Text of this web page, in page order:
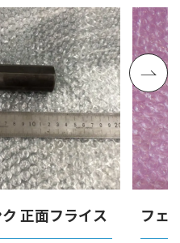
正面フライス フェ